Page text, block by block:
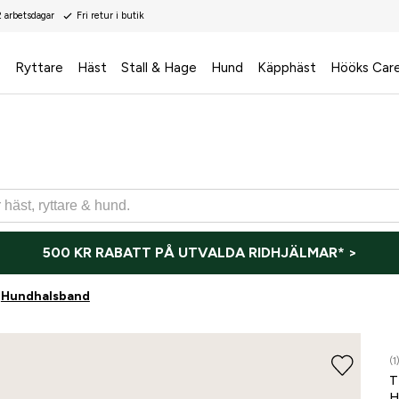
Fri retur i butik
Ryttare Häst Stall & Hage Hund Käpphäst Hööks
500 KR RABATT PÅ UTVALDA RIDHJÄLMAR* >
Hundhalsband
(1)